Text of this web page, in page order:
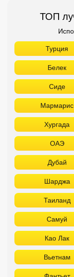
Хургада
ОАЭ
Дубай
Шарджа
Таиланд
Самуй
Као Лак
Вьетнам
Фантьет
Шри Ланка
Мальдивы
ТОП